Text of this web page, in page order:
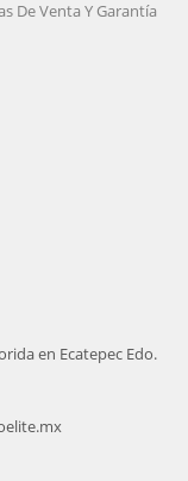
De Venta Y Garantía
en Ecatepec Edo.